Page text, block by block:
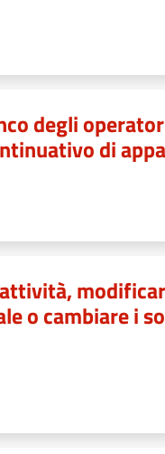
degli
di
o cambiare i